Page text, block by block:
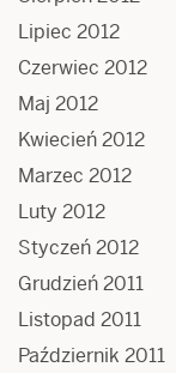
Lipiec 2012
Czerwiec 2012
Maj 2012
Kwiecień 2012
Marzec 2012
Luty 2012
Styczeń 2012
Grudzień 2011
Listopad 2011
Październik 2011